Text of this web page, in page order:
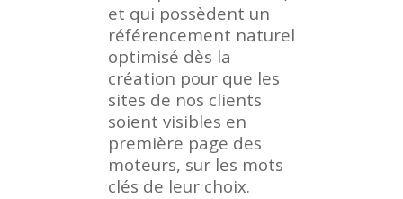
et qui possèdent un
référencement naturel
optimisé dès la
création pour que les
sites de nos clients
soient visibles en
première page des
moteurs, sur les mots
clés de leur choix.